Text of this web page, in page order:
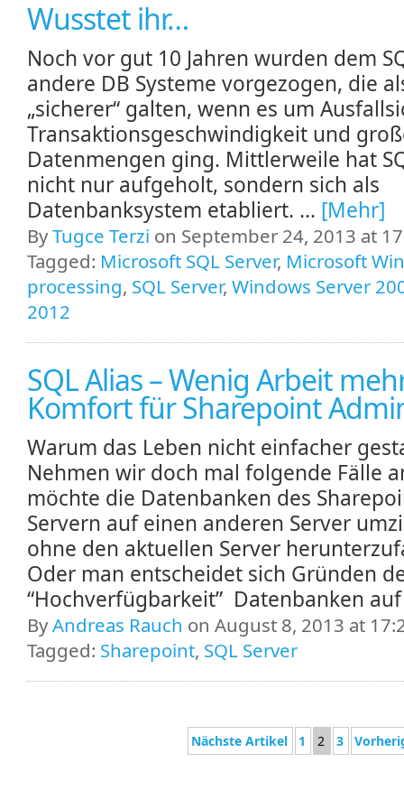
Wusstet ihr…
Noch vor gut 10 Jahren wurden dem
andere DB Systeme vorgezogen, die
„sicherer“ galten, wenn es um
Transaktionsgeschwindigkeit und
Datenmengen ging. Mittlerweile hat
nicht nur aufgeholt, sondern sich als
Datenbanksystem etabliert. ... [Mehr]
ByTugce Terzi on September 24, 2013 at
Tagged: Microsoft SQL Server, Microsoft
processing, SQL Server, Windows Server
2012
SQL Alias – Wenig Arbeit
Komfort für Sharepoint
Warum das Leben nicht einfacher
Nehmen wir doch mal folgende Fälle
möchte die Datenbanken des
Servern auf einen anderen Server
ohne den aktuellen Server
Oder man entscheidet sich Gründen
“Hochverfügbarkeit” Datenbanken
ByAndreas Rauch on August 8, 2013 at
Tagged: Sharepoint, SQL Server
Nächste Artikel 1 2 3